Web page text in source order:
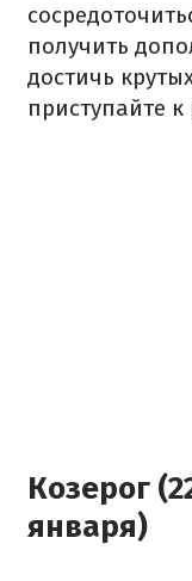
получить
достичь
приступайте к
Козерог
января)